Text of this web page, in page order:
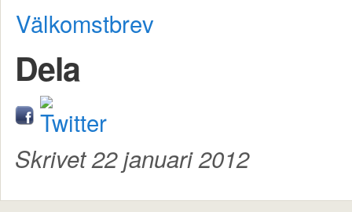
Välkomstbrev
Dela
Skrivet 22 januari 2012